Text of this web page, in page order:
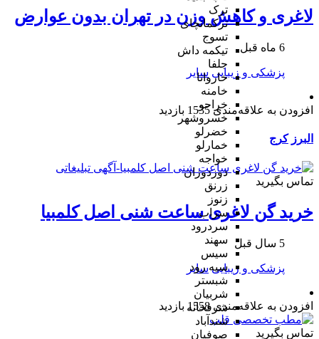
ترک
ترکمانچای
تسوج
تیکمه داش
جلفا
خاروانا
خامنه
خراجو
خسروشهر
خضرلو
خمارلو
خواجه
دوزدوزان
زرنق
زنوز
سراب
سردرود
سهند
سیس
سیه رود
شبستر
شربیان
شرفخانه
شندآباد
صوفیان
لاغری و کاهش وزن در تهران بدون عوارض
6 ماه قبل
پزشکی و زیبایی سایر
افزودن به علاقه‌مندی 1535 بازدید
البرز کرج
تماس بگیرید
خرید گن لاغری ساعت شنی اصل کلمبیا
5 سال قبل
پزشکی و زیبایی سایر
افزودن به علاقه‌مندی 1558 بازدید
تماس بگیرید